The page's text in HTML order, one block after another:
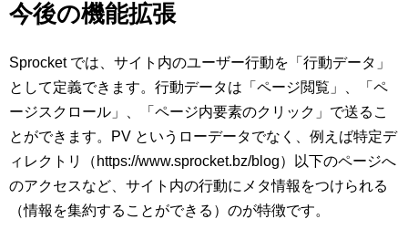
今後の機能拡張
Sprocket では、サイト内のユーザー行動を「行動データ」
として定義できます。行動データは「ページ閲覧」、「ペ
ージスクロール」、「ページ内要素のクリック」で送るこ
とができます。PV というローデータでなく、例えば特定デ
ィレクトリ（https://www.sprocket.bz/blog）以下のページへ
のアクセスなど、サイト内の行動にメタ情報をつけられる
（情報を集約することができる）のが特徴です。